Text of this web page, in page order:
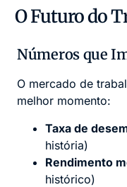
O Futuro do
Números que
O mercado de
melhor momento:
Taxa de
história)
Rendimento
histórico)